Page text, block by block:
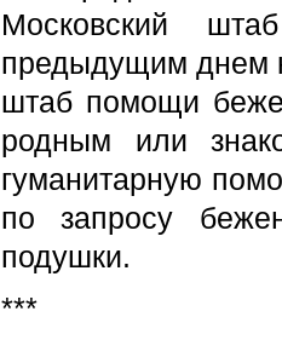
Московский
предыдущим днем
штаб помощи
родным или
гуманитарную
по запросу
подушки.
***